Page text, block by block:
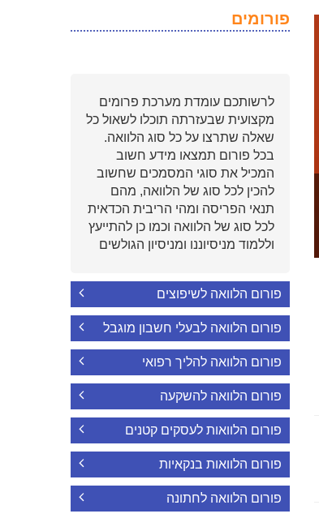
פורומים
לרשותכם עומדת מערכת פרומים
מקצועית שבעזרתה תוכלו לשאול כל
שאלה שתרצו על כל סוג הלוואה.
בכל פורום תמצאו מידע חשוב
המכיל את סוגי המסמכים שחשוב
להכין לכל סוג של הלוואה, מהם
תנאי הפריסה ומהי הריבית הכדאית
לכל סוג של הלוואה וכמו כן להתייעץ
וללמוד מניסיוננו ומניסיון הגולשים
פורום הלוואה לשיפוצים
פורום הלוואה לבעלי חשבון מוגבל
פורום הלוואה להליך רפואי
פורום הלוואה להשקעה
פורום הלוואות לעסקים קטנים
פורום הלוואות בנקאיות
פורום הלוואה לחתונה